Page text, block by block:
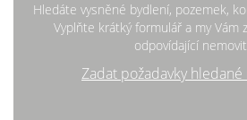
Hledáte vysněné bydlení, pozemek,
Vyplňte krátký formulář a my Vám
odpovídající
Zadat požadavky